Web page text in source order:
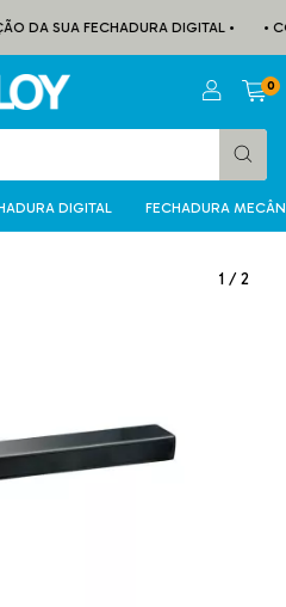
DA SUA FECHADURA DIGITAL • •
0
DIGITAL FECHADURA
1 /2